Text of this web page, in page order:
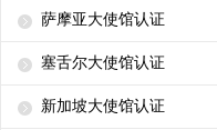
萨摩亚大使馆认证
塞舌尔大使馆认证
新加坡大使馆认证